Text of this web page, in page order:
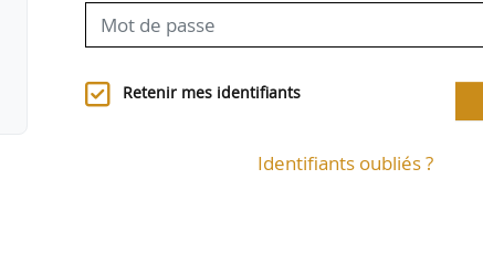
Retenir mes identifiants
Identifiants oubliés ?